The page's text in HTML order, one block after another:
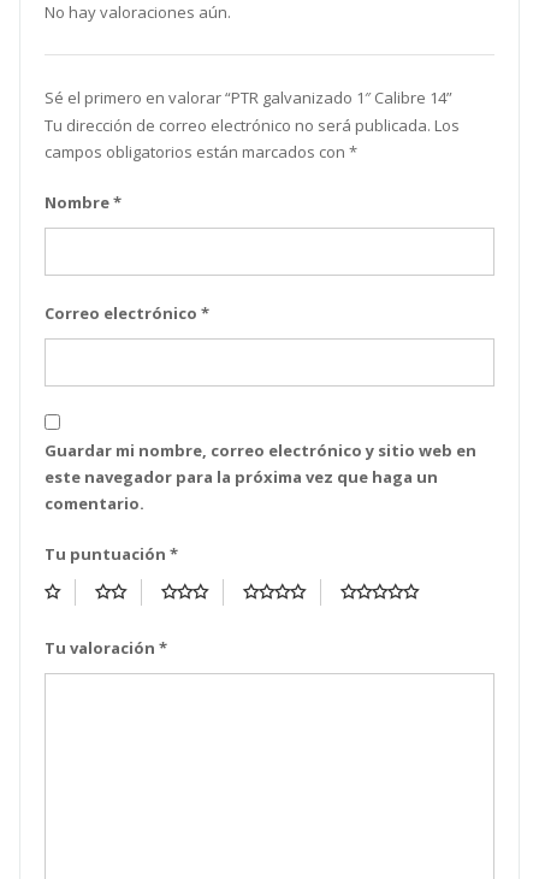
No hay valoraciones aún.
Sé el primero en valorar “ PTR galvanizado 1″ Calibre 14”
Tu dirección de correo electrónico no será publicada. Los
campos obligatorios están marcados con *
Nombre*
Correo electrónico *
Guardar mi nombre, correo electrónico y sitio web en
este navegador para la próxima vez que haga un
comentario.
Tu puntuación *
Tu valoración *